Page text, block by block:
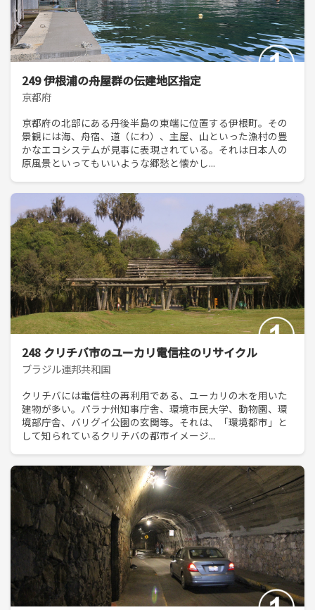
249 伊根浦の舟屋群の伝建地区指定
京都府
京都府の北部にある丹後半島の東端に位置する伊根町。その
景観には海、舟宿、道（にわ）、主屋、山といった漁村の豊
かなエコシステムが見事に表現されている。それは日本人の
原風景といってもいいような郷愁と懐かし...
248 クリチバ市のユーカリ電信柱のリサイクル
ブラジル連邦共和国
クリチバには電信柱の再利用である、ユーカリの木を用いた
建物が多い。パラナ州知事庁舎、環境市民大学、動物園、環
境部庁舎、バリグイ公園の玄関等。それは、「環境都市」と
して知られているクリチバの都市イメージ...